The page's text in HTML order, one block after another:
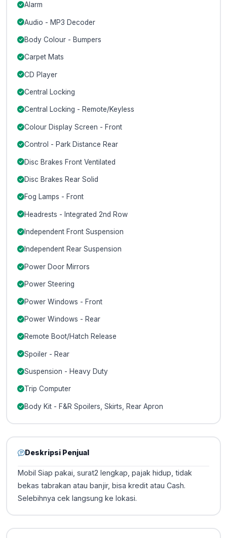
Alarm
Audio - MP3 Decoder
Body Colour - Bumpers
Carpet Mats
CD Player
Central Locking
Central Locking - Remote/Keyless
Colour Display Screen - Front
Control - Park Distance Rear
Disc Brakes Front Ventilated
Disc Brakes Rear Solid
Fog Lamps - Front
Headrests - Integrated 2nd Row
Independent Front Suspension
Independent Rear Suspension
Power Door Mirrors
Power Steering
Power Windows - Front
Power Windows - Rear
Remote Boot/Hatch Release
Spoiler - Rear
Suspension - Heavy Duty
Trip Computer
Body Kit - F&R Spoilers, Skirts, Rear Apron
Deskripsi Penjual
Mobil Siap pakai, surat2 lengkap, pajak hidup, tidak
bekas tabrakan atau banjir, bisa kredit atau Cash.
Selebihnya cek langsung ke lokasi.